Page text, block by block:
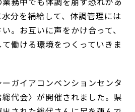
務中でも体調を崩す恐れがあ
分を補給して、体調管理には
。お互いに声をかけ合って、
働ける環境をつくっていきま
ガイアコンベンションセンタ
代会〉が開催されました。県